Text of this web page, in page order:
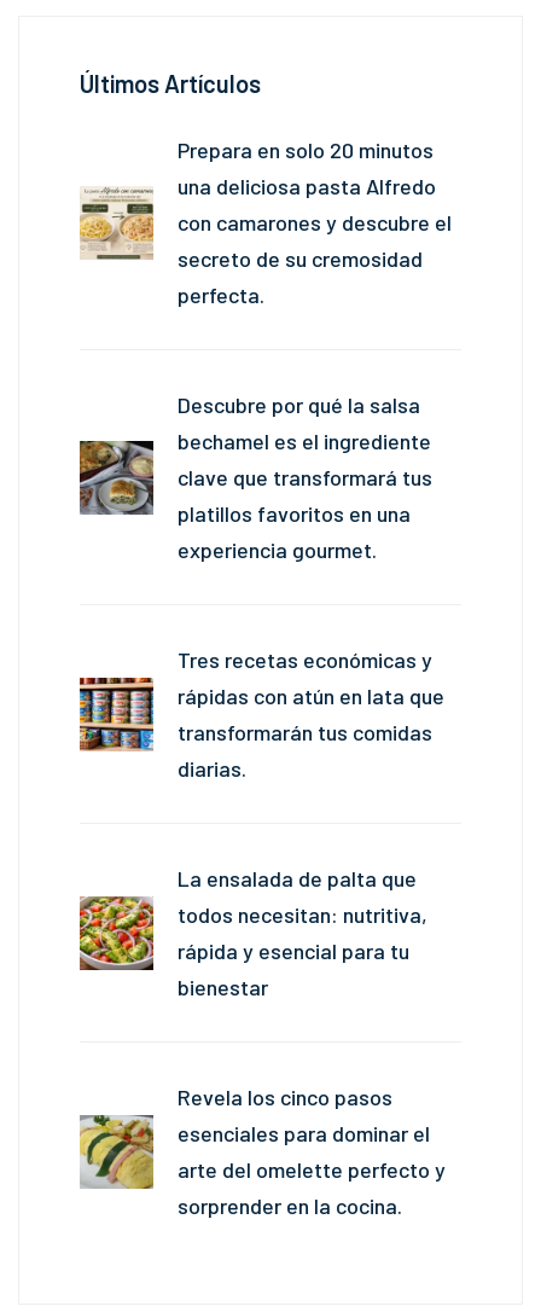
Últimos Artículos
Prepara en solo 20 minutos
una deliciosa pasta Alfredo
con camarones y descubre el
secreto de su cremosidad
perfecta.
Descubre por qué la salsa
bechamel es el ingrediente
clave que transformará tus
platillos favoritos en una
experiencia gourmet.
Tres recetas económicas y
rápidas con atún en lata que
transformarán tus comidas
diarias.
La ensalada de palta que
todos necesitan: nutritiva,
rápida y esencial para tu
bienestar
Revela los cinco pasos
esenciales para dominar el
arte del omelette perfecto y
sorprender en la cocina.